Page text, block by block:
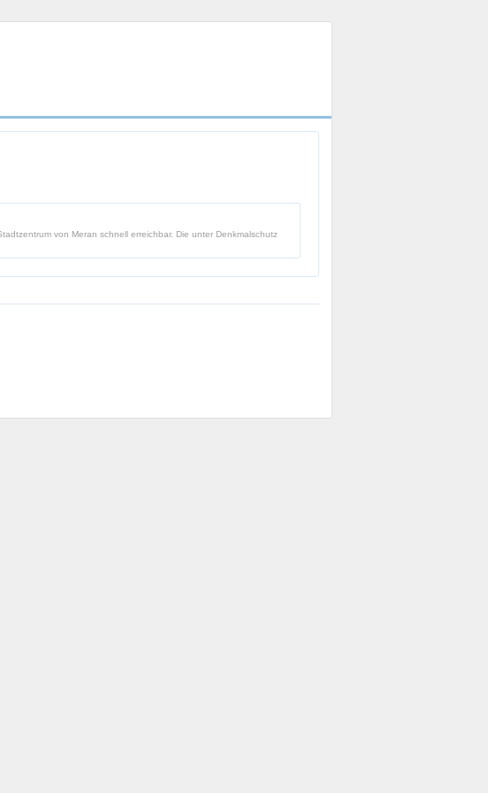
von Meran schnell erreichbar. Die unter Denkmalschutz